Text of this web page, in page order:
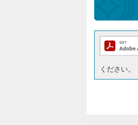
ください。